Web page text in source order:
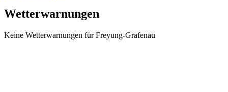
Wetterwarnungen
Keine Wetterwarnungen für Freyung-Grafenau